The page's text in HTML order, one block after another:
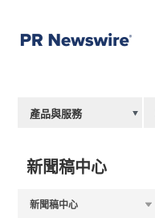
新聞稿中心
新聞稿中心
產品與服務